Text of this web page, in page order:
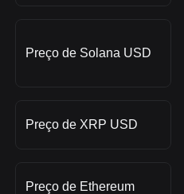
Preço de Solana USD
Preço de XRP USD
Preço de Ethereum